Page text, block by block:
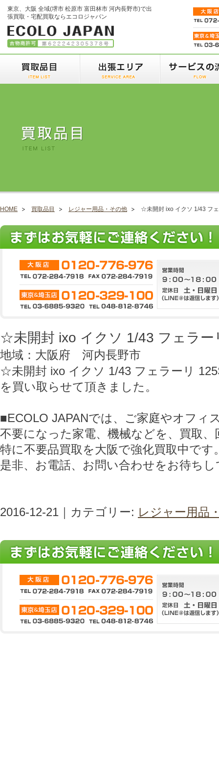
東京、大阪 全域(堺市 松原市 富田林市 河内長野市)で出
張買取・宅配買取ならエコロジャパン
HOME 買取品目 レジャー用品・その他 ☆未開封 ixo イクソ 1/43 フ
☆未開封 ixo イクソ 1/43 フェラー
地域：大阪府 河内長野市
☆未開封 ixo イクソ 1/43 フェラーリ
を買い取らせて頂きました。
■ECOLO JAPANでは、ご家庭やオフィ
不要になった家電、機械などを、買取
特に不要品買取を大阪で強化買取中です
是非、お電話、お問い合わせをお待ち
2016-12-21｜カテゴリー: レジャー用品